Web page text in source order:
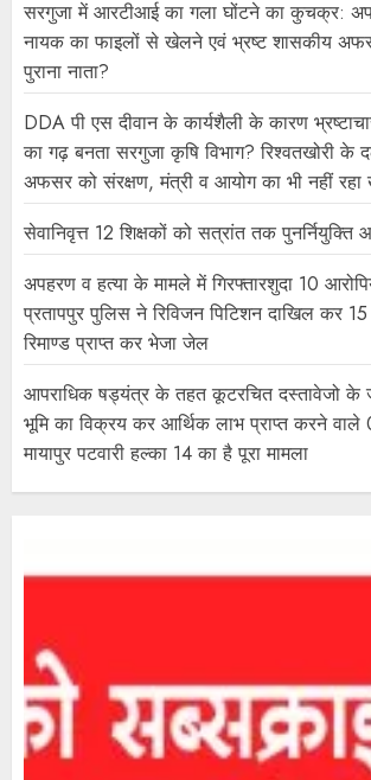
सरगुजा में आरटीआई का गला घोंटने का कुचक्र:
नायक का फाइलों से खेलने एवं भ्रष्ट शासकीय
पुराना नाता?
DDA पी एस दीवान के कार्यशैली के कारण
का गढ़ बनता सरगुजा कृषि विभाग? रिश्वतखोरी
अफसर को संरक्षण, मंत्री व आयोग का भी नहीं
सेवानिवृत्त 12 शिक्षकों को सत्रांत तक पुनर्नियुक्ति
अपहरण व हत्या के मामले में गिरफ्तारशुदा 10
प्रतापपुर पुलिस ने रिविजन पिटिशन दाखिल कर
रिमाण्ड प्राप्त कर भेजा जेल
आपराधिक षड्यंत्र के तहत कूटरचित दस्तावेजो के
भूमि का विक्रय कर आर्थिक लाभ प्राप्त करने वाले
मायापुर पटवारी हल्का 14 का है पूरा मामला